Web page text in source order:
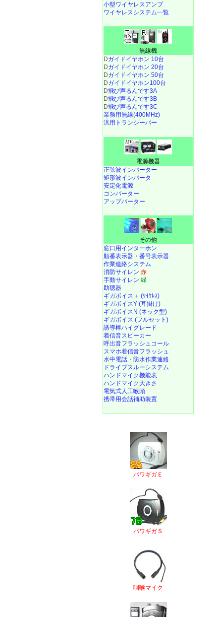
小型ワイヤレスアンプ
ワイヤレスシステム一覧
無線機
Dガイドイヤホン 10台
Dガイドイヤホン 20台
Dガイドイヤホン 50台
Dガイドイヤホン100台
D飛び声るんです3A
D飛び声るんです3B
D飛び声るんです3C
業務用無線(400MHz)
汎用トランシーバー
電源機器
正弦波インバーター
矩形波インバータ
安定化電源
コンバーター
アップバーター
その他
窓口用インターホン
順番表示器・番号表示器
作業連絡システム
消防サイレン 赤
手動サイレン 緑
助聴器
ギガボイス＋ (ﾜｲﾔﾚｽ)
ギガボイスY (耳掛け)
ギガボイスN (ネック型)
ギガボイス (フルセット)
誘導棒ハイグレード
着信音スピーカー
呼出音フラッシュコール
スマホ着信音フラッシュ
水中電話 ・ 防水作業連絡
ドライブスルーシステム
ハンドマイク機能表
ハンドマイク大きさ
電気式人工喉頭
携帯用会話補助装置
パワギガＥ
パワギガＳ
咽喉マイク